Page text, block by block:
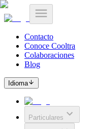
Contacto
Conoce Cooltra
Colaboraciones
Blog
Idioma
Particulares